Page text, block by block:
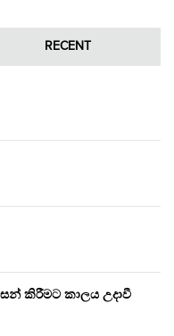
RECENT
කිරීමට කාලය උදාවී